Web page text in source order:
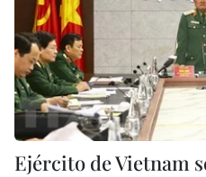
Ejército de Vietnam